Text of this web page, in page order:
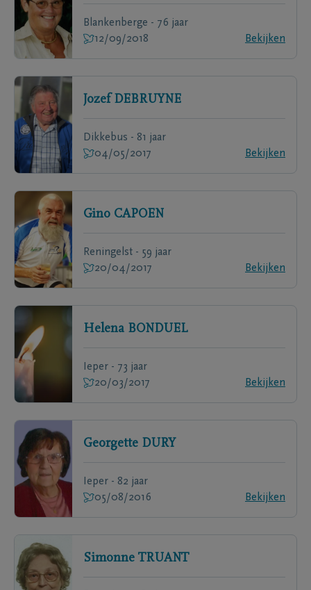
Blankenberge - 76 jaar
12/09/2018
Bekijken
Jozef DEBRUYNE
Dikkebus - 81 jaar
04/05/2017
Bekijken
Gino CAPOEN
Reningelst - 59 jaar
20/04/2017
Bekijken
Helena BONDUEL
Ieper - 73 jaar
20/03/2017
Bekijken
Georgette DURY
Ieper - 82 jaar
05/08/2016
Bekijken
Simonne TRUANT